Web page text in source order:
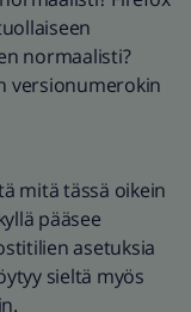
normaalisti?
versionumerokin
mitä tässä oikein
pääsee
asetuksia
sieltä myös